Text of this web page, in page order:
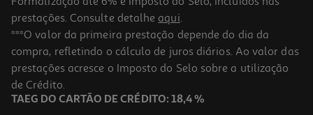
Livro Rico Em Ações De César Borja
17.91 €/un
19,90 € PVP de editor
17,91 €
prestações. Consulte detalhe aqui.
***O valor da primeira prestação depende do dia da
compra, refletindo o cálculo de juros diários. Ao valor das
prestações acresce o Imposto do Selo sobre a utilização
de Crédito.
TAEG DO CARTÃO DE CRÉDITO: 18,4 %